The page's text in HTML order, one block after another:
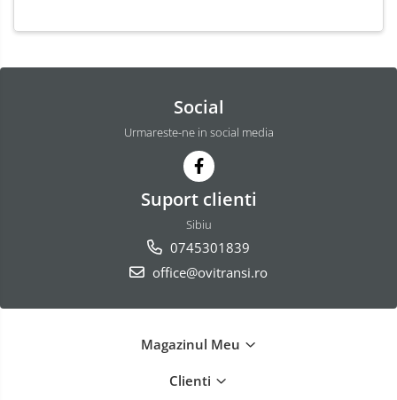
Social
Urmareste-ne in social media
Suport clienti
Sibiu
0745301839
office@ovitransi.ro
Magazinul Meu
Clienti